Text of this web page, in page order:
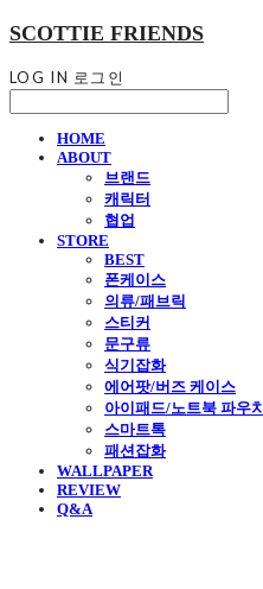
SCOTTIE FRIENDS
LOG IN 로그인
HOME
ABOUT
브랜드
캐릭터
협업
STORE
BEST
폰케이스
의류/패브릭
스티커
문구류
식기잡화
에어팟/버즈 케이스
아이패드/노트북 파우치
스마트톡
패션잡화
WALLPAPER
REVIEW
Q&A